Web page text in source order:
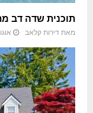
תוכנית שדה דב
מאת דירות קלאב